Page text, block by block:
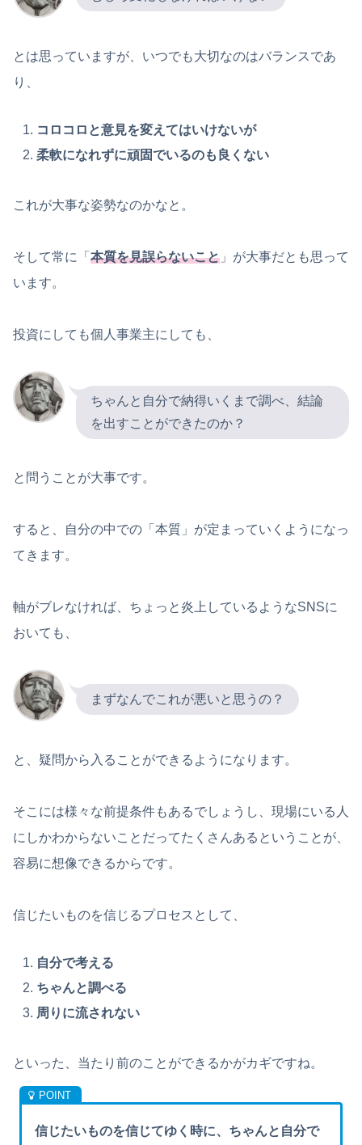
とは思っていますが、いつでも大切なのはバランスであ
り、
コロコロと意見を変えてはいけないが
柔軟になれずに頑固でいるのも良くない
これが大事な姿勢なのかなと。
そして常に「 本質を見誤らないこと 」が大事だとも思って
います。
投資にしても個人事業主にしても、
ちゃんと自分で納得いくまで調べ、結論
を出すことができたのか？
と問うことが大事です。
すると、自分の中での「本質」が定まっていくようになっ
てきます。
軸がブレなければ、ちょっと炎上しているようなSNSに
おいても、
まずなんでこれが悪いと思うの？
と、疑問から入ることができるようになります。
そこには様々な前提条件もあるでしょうし、現場にいる人
にしかわからないことだってたくさんあるということが、
容易に想像できるからです。
信じたいものを信じるプロセスとして、
自分で考える
ちゃんと調べる
周りに流されない
といった、当たり前のことができるかがカギですね。
信じたいものを信じてゆく時に、ちゃんと自分で